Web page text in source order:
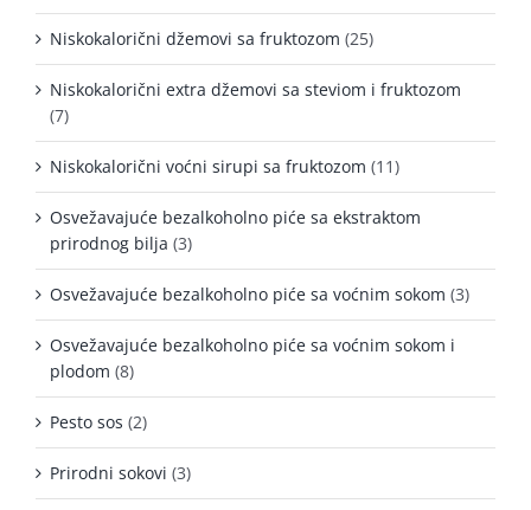
Niskokalorični džemovi sa fruktozom (25)
Niskokalorični extra džemovi sa steviom i fruktozom
(7)
Niskokalorični voćni sirupi sa fruktozom (11)
Osvežavajuće bezalkoholno piće sa ekstraktom
prirodnog bilja (3)
Osvežavajuće bezalkoholno piće sa voćnim sokom (3)
Osvežavajuće bezalkoholno piće sa voćnim sokom i
plodom (8)
Pesto sos (2)
Prirodni sokovi (3)